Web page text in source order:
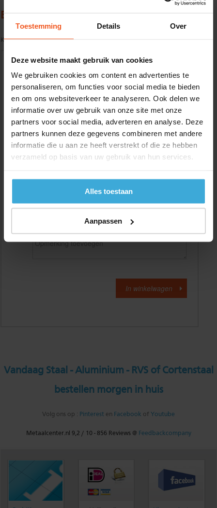
Toestemming Details Over
Deze website maakt gebruik van cookies
We gebruiken cookies om content en advertenties te
personaliseren, om functies voor social media te bieden
en om ons websiteverkeer te analyseren. Ook delen we
informatie over uw gebruik van onze site met onze
partners voor social media, adverteren en analyse. Deze
partners kunnen deze gegevens combineren met andere
informatie die u aan ze heeft verstrekt of die ze hebben
verzameld op basis van uw gebruik van hun services.
Alles toestaan
Aanpassen
Buisprofiel, ongebeitst 70 x 40 x 4 mm
Kwaliteit: S235JRH volgens EN10219
Gewenste
lengtemaat in
(max. 2000 mm)
+/- 2 mm lengtetolerantie
Materiaalkosten
Alle bedragen zijn excl. 21% BTW
Vandaag Staal - Aluminium - RVS of Cortenstaal
bestellen morgen in huis
Volg ons op : Pinterest en Facebook of Youtube
Metaalcenter.nl 9,2 / 10 -856 Reviews @ Feedbackcompany